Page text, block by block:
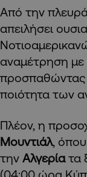
Από την
απειλήσει
αναμέτρηση με
προσπαθώντας
ποιότητα των
Πλέον, η
Μουντιάλ, όπου
την Αλγερίατα
(04:00 ώρα